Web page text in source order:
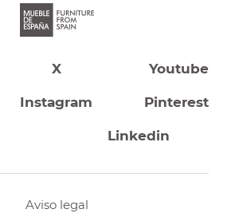
X Youtube
Instagram Pinterest
Linkedin
Aviso legal